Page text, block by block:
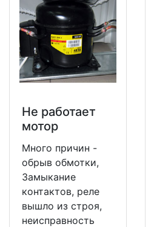
Не работает
мотор
Много причин -
обрыв обмотки,
Замыкание
контактов, реле
вышло из строя,
неисправность